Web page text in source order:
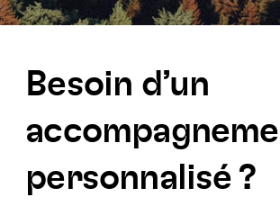
Besoin d’un
personnalisé ?